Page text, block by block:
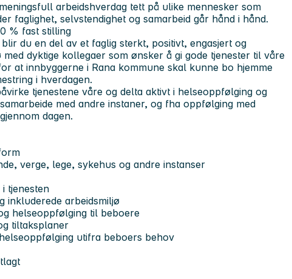
arbeidshverdag tett på ulike mennesker som
faglighet, selvstendighet og samarbeid går hånd i hånd.
% fast stilling
du en del av et faglig sterkt, positivt, engasjert og
dyktige kollegaer som ønsker å gi gode tjenester til våre
at innbyggerne i Rana kommune skal kunne bo hjemme
i hverdagen.
tjenestene våre og delta aktivt i helseoppfølging og
med andre instaner, og fha oppfølging med
dagen.
verge, lege, sykehus og andre instanser
tjenesten
inkluderede arbeidsmiljø
helseoppfølging til beboere
tiltaksplaner
utifra beboers behov